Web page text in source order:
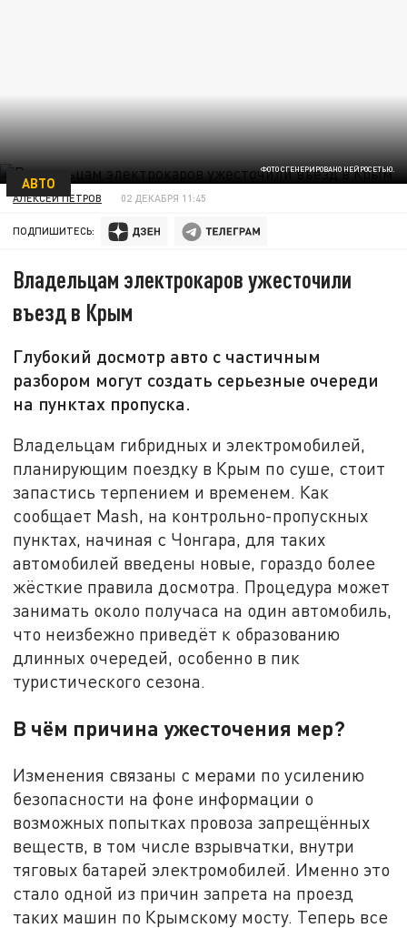
ФОТО СГЕНЕРИРОВАНО НЕЙРОСЕТЬЮ.
АВТО
АЛЕКСЕЙ ПЕТРОВ 02 ДЕКАБРЯ 11:45
ПОДПИШИТЕСЬ:
Владельцам электрокаров ужесточили
въезд в Крым
Глубокий досмотр авто с частичным
разбором могут создать серьезные очереди
на пунктах пропуска.
Владельцам гибридных и электромобилей,
планирующим поездку в Крым по суше, стоит
запастись терпением и временем. Как
сообщает Mash, на контрольно-пропускных
пунктах, начиная с Чонгара, для таких
автомобилей введены новые, гораздо более
жёсткие правила досмотра. Процедура может
занимать около получаса на один автомобиль,
что неизбежно приведёт к образованию
длинных очередей, особенно в пик
туристического сезона.
В чём причина ужесточения мер?
Изменения связаны с мерами по усилению
безопасности на фоне информации о
возможных попытках провоза запрещённых
веществ, в том числе взрывчатки, внутри
тяговых батарей электромобилей. Именно это
стало одной из причин запрета на проезд
таких машин по Крымскому мосту. Теперь все